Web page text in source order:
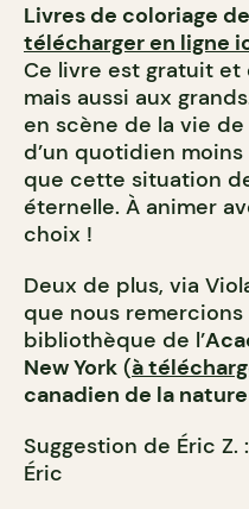
Livres de coloriage
télécharger en ligne
Ce livre est gratuit
mais aussi aux
en scène de la vie
d’un quotidien
que cette situation
éternelle. À animer
choix !
Deux de plus, via
que nous
bibliothèque de l’
New York (à
canadien de la nature
Suggestion de Éric Z. :
Éric